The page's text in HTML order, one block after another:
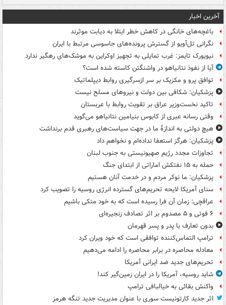
آخرین اخبار
باغچه‌های خانگی در کاهش خطر ابتلا به دیابت موثرند
نگرانی تل‌آویو از گسترش پرونده‌های جاسوسی مرتبط با ایران
نیویورک تایمز: غرب تمایلی به تجهیز اوکراین به موشک‌های رهگیر ندارد
آیا از نفوذ نتانیاهو در واشنگتن کاسته شده است؟
توافق پرو و مکزیک بر سر ازسرگیری روابط دیپلماتیک
پزشکیان: شکافی بین دولت و نیروهای مسلح نیست
تاکید نخست‌وزیر عراق بر تقویت روابط با عربستان
وقتی رسانه عبری از کابوس بنیامین نتانیاهو می‌گوید
هیچ دولتی به اندازۀ ما در جهت سیاست‌های رهبری قدم برنداشت
پزشکیان: هرگز استعفا نداده‌ام و نخواهم داد
تجاوزات مجدد رژیم صهیونیستی به جنوب لبنان
حمله به ۱۵ نفتکش‌ اماراتی از ابتدای جنگ
پزشکیان: ما نوکر مردم و در خدمت آنان هستیم
سنای آمریکا لایحه تحریم‌های گسترده انرژی روسیه را تصویب کرد
عراقچی: زمان آن فرا رسیده است که به خود متکی باشیم
۶ فوتی و ۵ مصدوم بر اثر تصادف زنجیره‌ای
بدون تعارف با پدر و پسر قهرمان
ترامپ التماس‌کننده توافقی است که خود ویران کرد
معادله محاصره در برابر محاصره را ادامه می‌دهیم
تحریم‌های جدید ضد ایرانی آمریکا
شاید روسیه، آمریکا را در ایران زمین‌گیر کند!
واکنش بقائی به خیالبافی ترامپ
اثر جدید کارتونیست سوری با عنوان مدیریت جدید تنگه هرمز